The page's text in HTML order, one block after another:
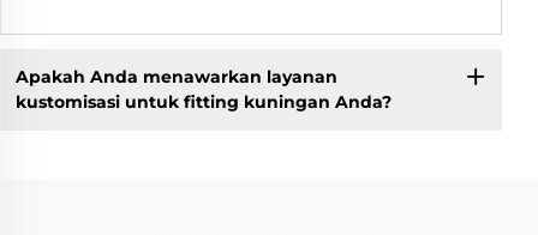
Apakah Anda menawarkan layanan
kustomisasi untuk fitting kuningan Anda?